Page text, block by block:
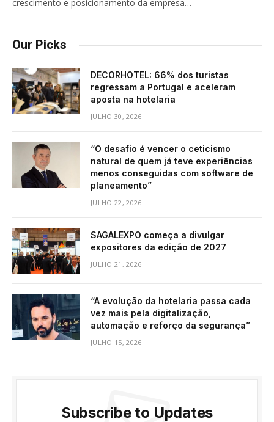
crescimento e posicionamento da empresa…
Our Picks
DECORHOTEL: 66% dos turistas
regressam a Portugal e aceleram
aposta na hotelaria
JULHO 30, 2026
“O desafio é vencer o ceticismo
natural de quem já teve experiências
menos conseguidas com software de
planeamento”
JULHO 22, 2026
SAGALEXPO começa a divulgar
expositores da edição de 2027
JULHO 21, 2026
“A evolução da hotelaria passa cada
vez mais pela digitalização,
automação e reforço da segurança”
JULHO 15, 2026
Subscribe to Updates